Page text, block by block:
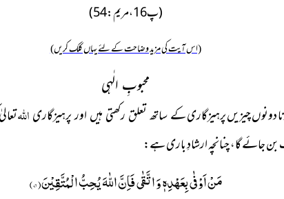
(پ 16، مریم: 54)
(اس آیت کی مزید وضاحت کے لئے یہاں کلک کریں)
محبوبِ الٰہی
دونوں چیزیں پرہیزگاریکے ساتھ تعلق رکھتی ہیں اور پرہیزگاری اللہ
بن جائے گا، چنانچہ ارشادِ باری ہے:
مَنْ اَوْفٰى بِعَهْدِهٖ وَ اتَّقٰى فَاِنَّ اللّٰهَ یُحِبُّ الْمُتَّقِیْنَ(۷۶)